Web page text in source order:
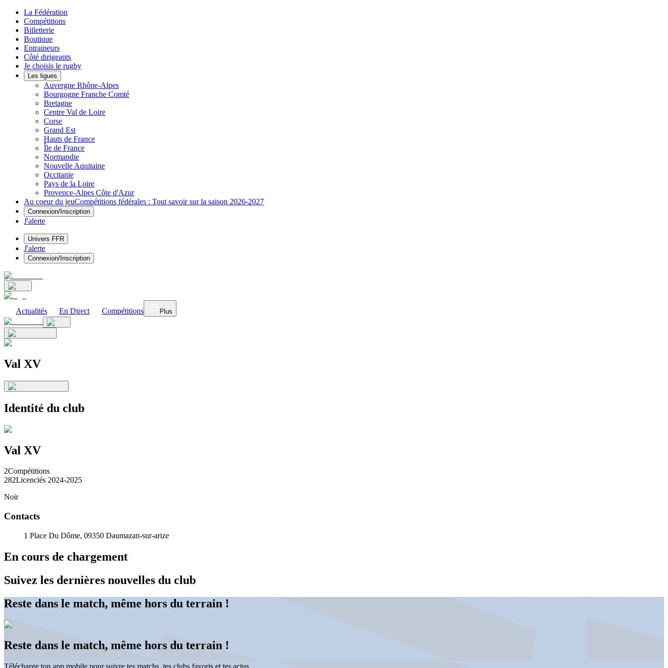
La Fédération
Compétitions
Billetterie
Boutique
Entraineurs
Côté dirigeants
Je choisis le rugby
Les ligues
Auvergne Rhône-Alpes
Bourgogne Franche Comté
Bretagne
Centre Val de Loire
Corse
Grand Est
Hauts de France
Île de France
Normandie
Nouvelle Aquitaine
Occitanie
Pays de la Loire
Provence-Alpes Côte d'Azur
Au coeur du jeuCompétitions fédérales : Tout savoir sur la saison 2026-2027
Connexion/Inscription
J'alerte
Univers FFR
J'alerte
Connexion/Inscription
Actualités En Direct Compétitions Plus
Val XV
Identité du club
Val XV
2Compétitions
282Licenciés 2024-2025
Noir
Contacts
1 Place Du Dôme, 09350 Daumazan-sur-arize
En cours de chargement
Suivez les dernières nouvelles du club
Reste dans le match, même hors du terrain !
Reste dans le match, même hors du terrain !